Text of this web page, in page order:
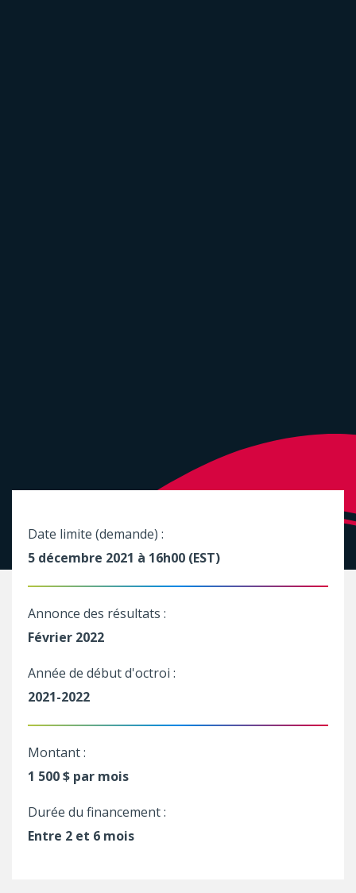
Date limite (demande) :
5 décembre 2021 à 16h00 (EST)
Annonce des résultats :
Février 2022
Année de début d'octroi :
2021-2022
Montant :
1 500 $ par mois
Durée du financement :
Entre 2 et 6 mois